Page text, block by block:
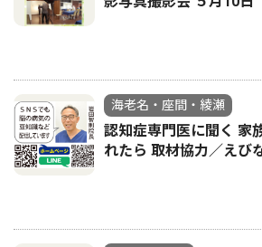
海老名・座間・綾瀬
認知症専門医に聞く 家
れたら 取材協力／えび